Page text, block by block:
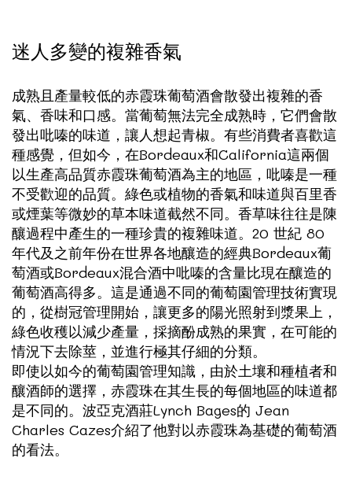
迷人多變的複雜香氣
成熟且產量較低的赤霞珠葡萄酒會散發出複雜的香
氣、香味和口感。當葡萄無法完全成熟時，它們會散
發出吡嗪的味道，讓人想起青椒。有些消費者喜歡這
種感覺，但如今，在Bordeaux和California這兩個
以生產高品質赤霞珠葡萄酒為主的地區，吡嗪是一種
不受歡迎的品質。綠色或植物的香氣和味道與百里香
或煙葉等微妙的草本味道截然不同。香草味往往是陳
釀過程中產生的一種珍貴的複雜味道。20 世紀 80
年代及之前年份在世界各地釀造的經典Bordeaux葡
萄酒或Bordeaux混合酒中吡嗪的含量比現在釀造的
葡萄酒高得多。這是通過不同的葡萄園管理技術實現
的，從樹冠管理開始，讓更多的陽光照射到漿果上，
綠色收穫以減少產量，採摘酚成熟的果實，在可能的
情況下去除莖，並進行極其仔細的分類。
即使以如今的葡萄園管理知識，由於土壤和種植者和
釀酒師的選擇，赤霞珠在其生長的每個地區的味道都
是不同的。波亞克酒莊Lynch Bages的 Jean
Charles Cazes介紹了他對以赤霞珠為基礎的葡萄酒
的看法。